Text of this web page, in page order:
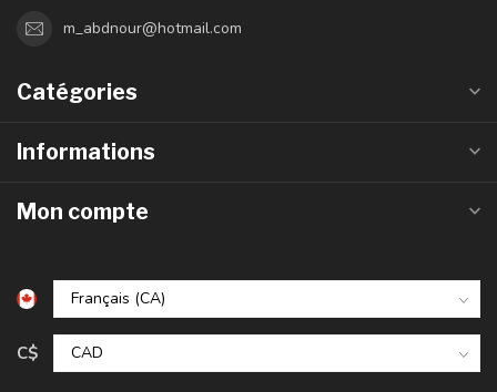
m_abdnour@hotmail.com
Catégories
Informations
Mon compte
C$